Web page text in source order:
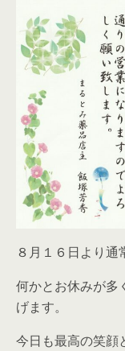
８月１６日より通
何かとお休みが多
げます。
今日も最高の笑顔